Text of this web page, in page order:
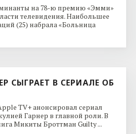
на 78-ю премию «Эмми»
телевидения. Наибольшее
(25) набрала «Больница
СЫГРАЕТ В СЕРИАЛЕ ОБ
TV+ анонсировал сериал
Гарнер в главной роли. В
Микиты Броттман Guilty ...